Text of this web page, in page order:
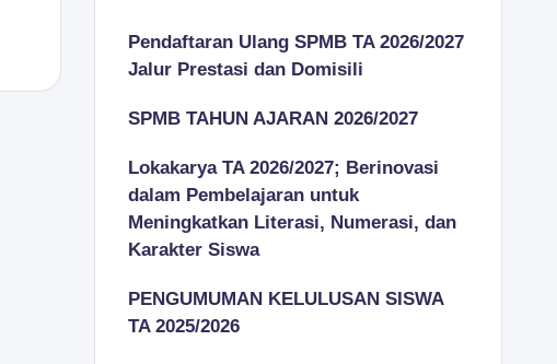
Pendaftaran Ulang SPMB TA 2026/2027
Jalur Prestasi dan Domisili
SPMB TAHUN AJARAN 2026/2027
Lokakarya TA 2026/2027; Berinovasi
dalam Pembelajaran untuk
Meningkatkan Literasi, Numerasi, dan
Karakter Siswa
PENGUMUMAN KELULUSAN SISWA
TA 2025/2026